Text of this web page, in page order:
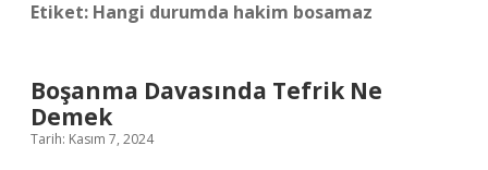
Etiket: Hangi durumda hakim bosamaz
Boşanma Davasında Tefrik Ne
Demek
Tarih: Kasım 7, 2024